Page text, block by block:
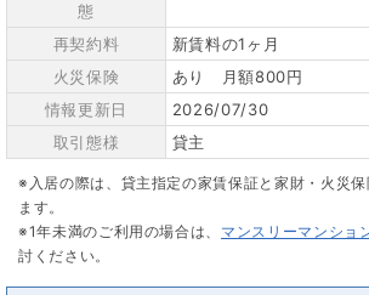
態
再契約料
新賃料の1ヶ月
火災保険
あり 月額800円
情報更新日
2026/07/30
取引態様
貸主
※入居の際は、貸主指定の家賃保証と家財・火災
ます。
※1年未満のご利用の場合は、 マンスリーマンショ
討ください。